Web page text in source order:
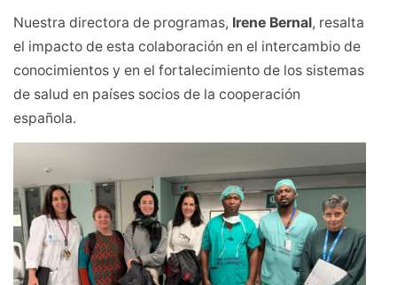
Nuestra directora de programas, Irene Bernal, resalta
el impacto de esta colaboración en el intercambio de
conocimientos y en el fortalecimiento de los sistemas
de salud en países socios de la cooperación
española.